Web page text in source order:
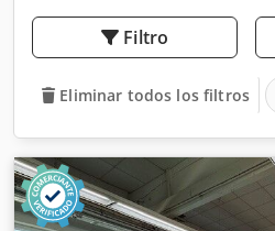
Filtro
Eliminar todos los filtros